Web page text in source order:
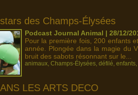
des Champs-Élysées
Podcast Journal Animal | 28/12/
Pour la première fois, 200 enfants
année. Plongée dans la magie du
bruit des sabots résonnant sur le...
animaux, Champs-Élysées, défilé, enfants,
LES ARTS DECO